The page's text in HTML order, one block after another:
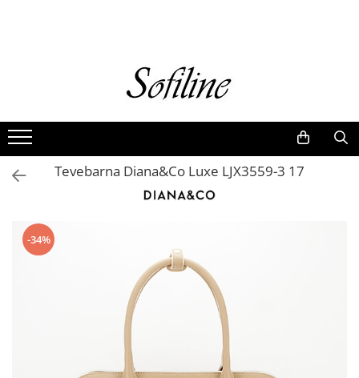
Valódi bőr
Hátizsákok
Elegáns kistáskák
Tevebarna Diana&Co Luxe LJX3559-3 17
-34%